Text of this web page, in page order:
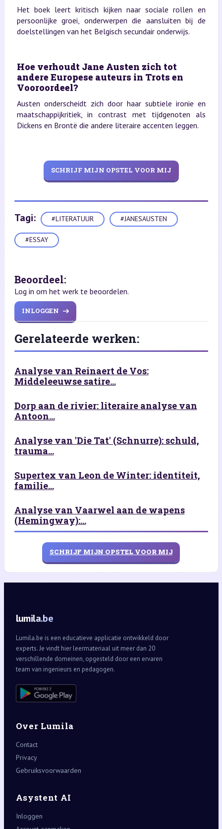
Het boek leert kritisch kijken naar sociale rollen en
persoonlijke groei, onderwerpen die aansluiten bij de
doelstellingen van het Belgisch secundair onderwijs.
Hoe verhoudt Jane Austen zich tot
andere Europese auteurs in Trots en
Vooroordeel?
Austen onderscheidt zich door haar subtiele ironie en
maatschappijkritiek, in contrast met tijdgenoten als
Dickens en Brontë die andere literaire accenten leggen.
SCHRIJF MIJN OPSTEL VOOR MIJ
Tagi: #LITERATUUR #JANESAUSTEN
#ESSAY
Beoordeel:
Log in om het werk te beoordelen.
INLOGGEN
Gerelateerde werken:
Analyse van Reinaert de Vos:
Middeleeuwse satire...
Dorp aan de rivier: literaire analyse van
Antoon...
Analyse van 'Die Tat' (Schnurre): schuld,
trauma...
Supertex van Leon de Winter: identiteit,
familie...
Analyse van Vaarwel aan de wapens
(Hemingway):...
SCHRIJF MIJN OPSTEL VOOR MIJ
lumila.be
Lumila.be is een educatieve applicatie ontwikkeld door
experts. Je vindt hier leermateriaal uit meer dan 20
verschillende domeinen, opgesteld door een ervaren
team van ingenieurs en pedagogen.
Over Lumila
Contact
Privacy
Gebruiksvoorwaarden
Asystent AI
Inloggen